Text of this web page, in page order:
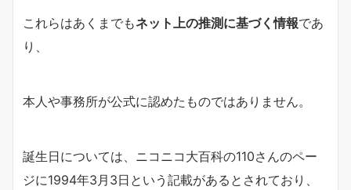
これらはあくまでもネット上の推測に基づく情報であ
り、
本人や事務所が公式に認めたものではありません。
誕生日については、ニコニコ大百科の110さんのペー
ジに1994年3月3日という記載があるとされており、